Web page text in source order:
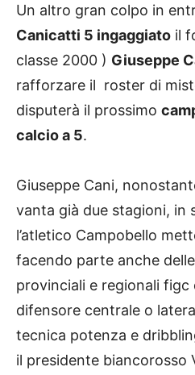
Un altro gran colpo in
Canicatti 5 ingaggiato il
classe 2000 ) Giuseppe
rafforzare il roster di
disputerà il prossimo
calcio a 5.
Giuseppe Cani,
vanta già due stagioni, in
l’atletico Campobello
facendo parte anche
provinciali e regionali figc
difensore centrale o
tecnica potenza e
il presidente biancorosso